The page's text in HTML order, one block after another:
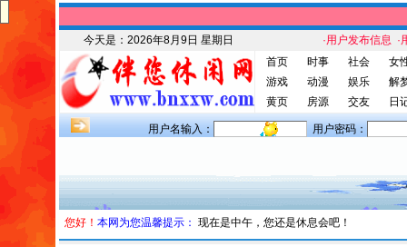
今天是： 2026年8月9日 星期日 ·用户发布信息 ·
首页
时事 社会
女
游戏
动漫 娱乐
解
黄页
房源 交友 日
用户名输入： 用户密码：
您好！ 本网为您温馨提示： 现在是中午，您还是休息会吧！